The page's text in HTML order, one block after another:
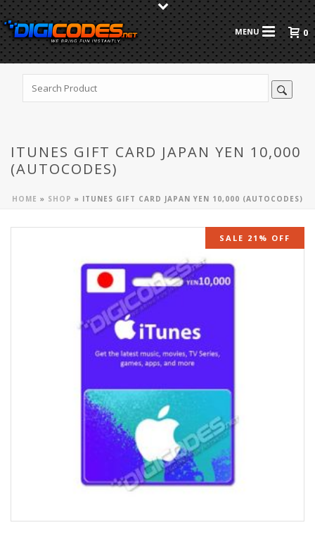
0
ITUNES GIFT CARD JAPAN YEN 10,000
(AUTOCODES)
HOME » SHOP » ITUNES GIFT CARD JAPAN YEN 10,000 (AUTOCODES)
SALE 21% OFF